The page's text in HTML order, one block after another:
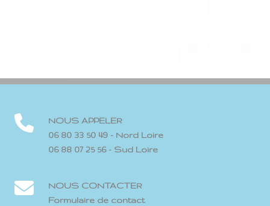
NOUS APPELER
06 80 33 50 49 - Nord Loire
06 88 07 25 56 - Sud Loire
NOUS CONTACTER
Formulaire de contact